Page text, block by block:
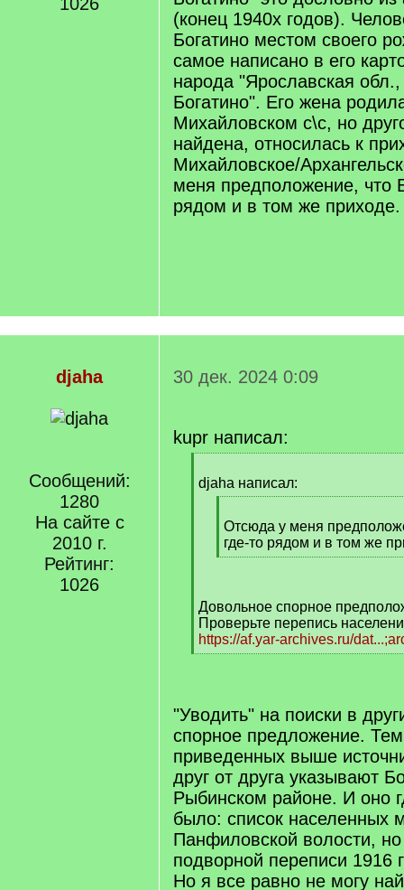
(конец 1940х годов).
Богатино местом своего
самое написано в его
народа "Ярославская
Богатино". Его жена
Михайловском с\с, но
найдена, относилась к
Михайловское/
меня предположение, что
рядом и в том же приходе.
djaha
Сообщений:
1280
На сайте с
2010 г.
Рейтинг:
1026
30 дек. 2024 0:09
kupr написал:
q
djaha написал:
q
]
Отсюда у меня
где-то рядом и в том же
[
]
Довольное спорное
Проверьте перепись
https://af.yar-archives.ru/
[
"Уводить" на поиски в
спорное предложение.
приведенных выше
друг от друга указывают
Рыбинском районе. И оно
было: список населенных
Панфиловской волости, но
подворной переписи 1916
Но я все равно не могу